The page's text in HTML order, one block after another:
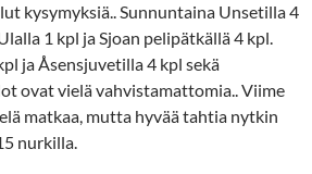
kysymyksiä.. Sunnuntaina Unsetilla 4
1 kpl ja Sjoan pelipätkällä 4 kpl.
ja Åsensjuvetilla 4 kpl sekä
ovat vielä vahvistamattomia.. Viime
matkaa, mutta hyvää tahtia nytkin
nurkilla.